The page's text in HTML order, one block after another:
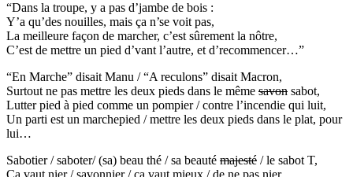
“Dans la troupe, y a pas d’jambe de bois :
Y’a qu’des nouilles, mais ça n’se voit pas,
La meilleure façon de marcher, c’est sûrement la nôtre,
C’est de mettre un pied d’vant l’autre, et d’recommencer…”
“En Marche” disait Manu / “A reculons” disait Macron,
Surtout ne pas mettre les deux pieds dans le même savon sabot,
Lutter pied à pied comme un pompier / contre l’incendie qui luit,
Un parti est un marchepied / mettre les deux pieds dans le plat, pour
lui…
Sabotier / saboter/ (sa) beau thé / sa beauté majesté / le sabot T,